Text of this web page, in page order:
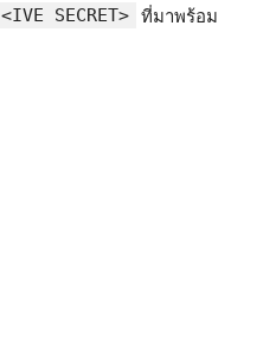
<IVE SECRET> ที่มาพร้อม